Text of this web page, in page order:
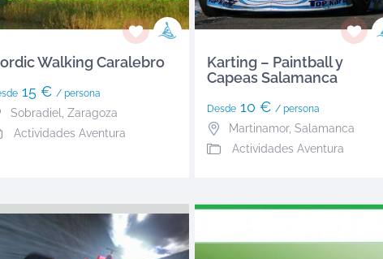
Walking Caralebro
15 € / persona
Sobradiel Zaragoza
Actividades Aventura
Karting – Paintball y
Capeas Salamanca
Desde10 € / persona
Martinamor, Salamanca
Actividades Aventura